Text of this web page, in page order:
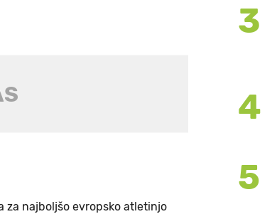
za najboljšo evropsko atletinjo
3
4
5